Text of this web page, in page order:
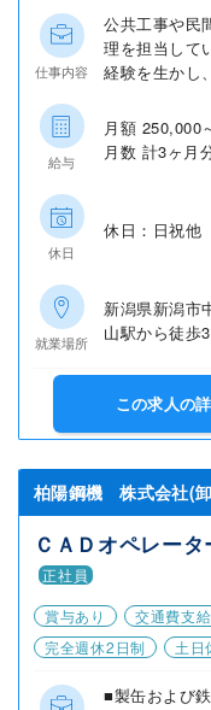
仕事内容
公共工事や民
理を担当して
経験を生かし
給与
月額
月数 計3ヶ月
休日
休日：日祝
就業場所
新潟県新潟市
山駅から徒歩
この求人の
柏陽鋼機 株式会社(
ＣＡＤオペレー
正社員
賞与あり
交通費支給
完全週休2日制
土日
■製缶および